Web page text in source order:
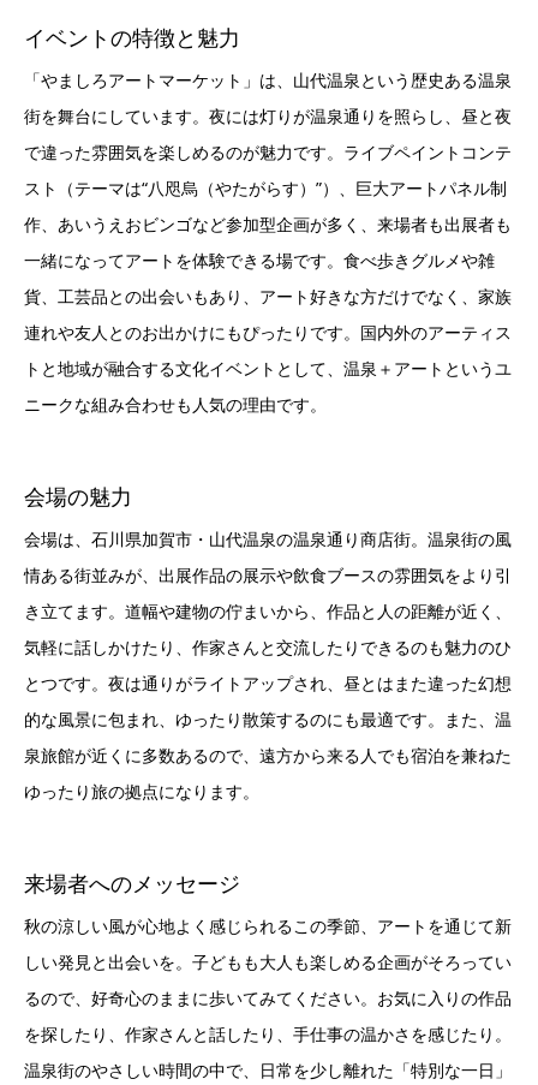
イベントの特徴と魅力
「やましろアートマーケット」は、山代温泉という歴史ある温泉
街を舞台にしています。夜には灯りが温泉通りを照らし、昼と夜
で違った雰囲気を楽しめるのが魅力です。ライブペイントコンテ
スト（テーマは“八咫烏（やたがらす）”）、巨大アートパネル制
作、あいうえおビンゴなど参加型企画が多く、来場者も出展者も
一緒になってアートを体験できる場です。食べ歩きグルメや雑
貨、工芸品との出会いもあり、アート好きな方だけでなく、家族
連れや友人とのお出かけにもぴったりです。国内外のアーティス
トと地域が融合する文化イベントとして、温泉＋アートというユ
ニークな組み合わせも人気の理由です。
会場の魅力
会場は、石川県加賀市・山代温泉の温泉通り商店街。温泉街の風
情ある街並みが、出展作品の展示や飲食ブースの雰囲気をより引
き立てます。道幅や建物の佇まいから、作品と人の距離が近く、
気軽に話しかけたり、作家さんと交流したりできるのも魅力のひ
とつです。夜は通りがライトアップされ、昼とはまた違った幻想
的な風景に包まれ、ゆったり散策するのにも最適です。また、温
泉旅館が近くに多数あるので、遠方から来る人でも宿泊を兼ねた
ゆったり旅の拠点になります。
来場者へのメッセージ
秋の涼しい風が心地よく感じられるこの季節、アートを通じて新
しい発見と出会いを。子どもも大人も楽しめる企画がそろってい
るので、好奇心のままに歩いてみてください。お気に入りの作品
を探したり、作家さんと話したり、手仕事の温かさを感じたり。
温泉街のやさしい時間の中で、日常を少し離れた「特別な一日」